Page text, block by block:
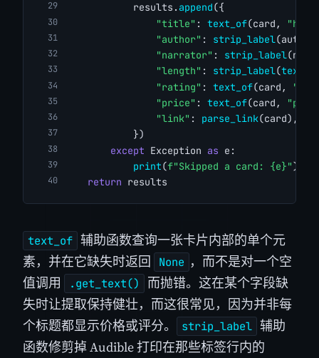
            results.
append({
"title" : text_of(card,
"author" : strip_label
"narrator" : strip_label
"length" : strip_label(
"rating" : text_of(card,
"price" : text_of(card,
"link" : parse_link(card),
            })
except Exception as e:
print(f"Skipped a card: {e}")
return results
text_of 辅助函数查询一张卡片内部的单个元
素，并在它缺失时返回
None ，而不是对一个空
值调用
.get_text()
而抛错。这在某个字段缺
失时让提取保持健壮，而这很常见，因为并非每
个标题都显示价格或评分。
strip_label 辅助
函数修剪掉 Audible 打印在那些标签行内的